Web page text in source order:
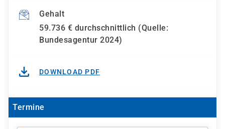
Gehalt
59.736 € durchschnittlich (Quelle:
Bundesagentur 2024)
DOWNLOAD PDF
Termine